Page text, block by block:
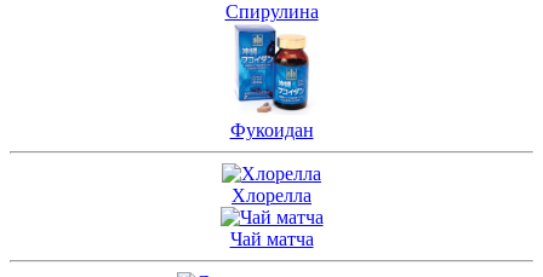
Спирулина
Фукоидан
Хлорелла
Чай матча